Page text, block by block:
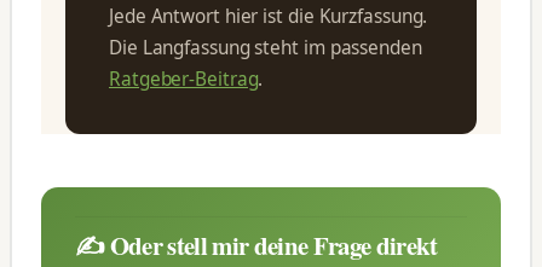
Jede Antwort hier ist die Kurzfassung.
Die Langfassung steht im passenden
Ratgeber-Beitrag.
✍️ Oder stell mir deine Frage direkt